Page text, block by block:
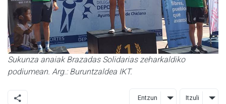
Sukunza anaiak Brazadas Solidarias zeharkaldiko
podiumean. Arg.: Buruntzaldea IKT.
Entzun Itzuli